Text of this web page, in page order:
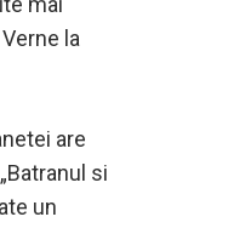
la
are
si
un